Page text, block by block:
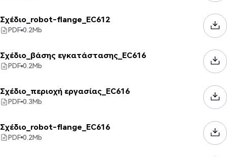
Σχέδιο_robot-flange_EC612
PDF 0.2Mb
Σχέδιο_βάσης εγκατάστασης_EC616
PDF 0.2Mb
Σχέδιο_περιοχή εργασίας_EC616
PDF 0.3Mb
Σχέδιο_robot-flange_EC616
PDF 0.2Mb